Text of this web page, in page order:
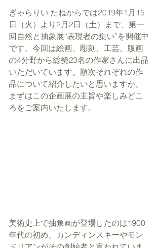
ぎゃらりい たねからでは2019年1月15
日（火）より2月2日（土）まで、第一
回自然と抽象展“表現者の集い”を開催中
です。今回は絵画、彫刻、工芸、版画
の4分野から総勢23名の作家さんに出品
いただいています。順次それぞれの作
品について紹介したいと思いますが、
まずはこの企画展の主旨や楽しみどこ
ろをご案内いたします。
美術史上で抽象画が登場したのは1900
年代の初め、カンディンスキーやモン